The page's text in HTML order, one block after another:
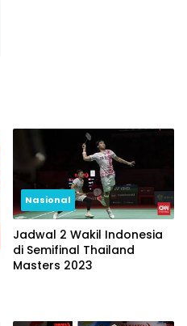
Nasional
Jadwal 2 Wakil Indonesia
di Semifinal Thailand
Masters 2023